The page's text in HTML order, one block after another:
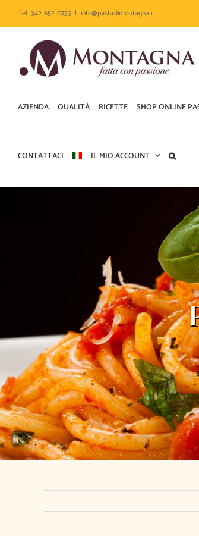
Salta
al
contenuto
Tel. 342 652 0733 | info@pastadimontagna.it
AZIENDA QUALITÀ RICETTE SHOP ONLINE
CONTATTACI IL MIO ACCOUNT